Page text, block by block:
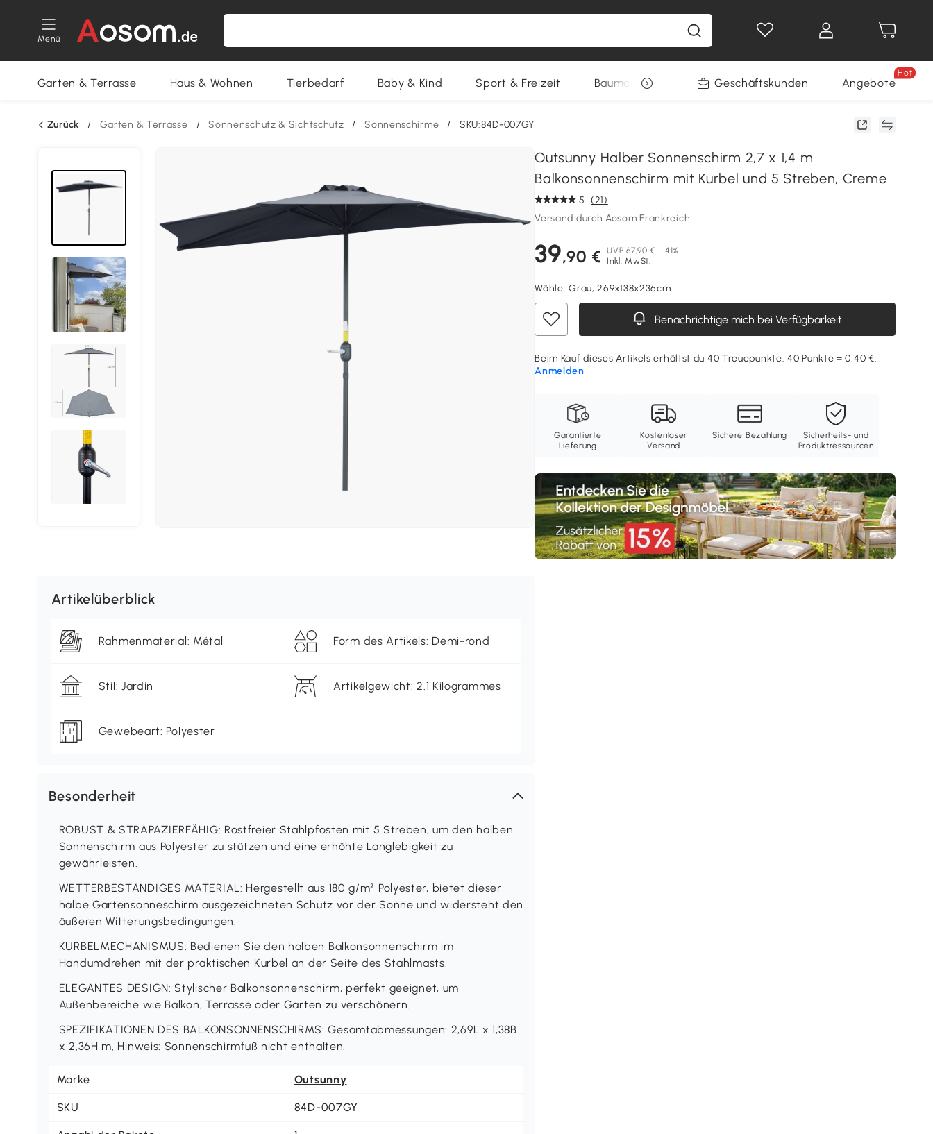
Menü
Gewinnspiele
Garten & Terrasse Haus & Wohnen Tierbedarf Baby & Kind Sport & Freizeit Baumarkt RestpostenGeschäftskunden Angebote
Hot
Zurück / Garten & Terrasse / Sonnenschutz & Sichtschutz / Sonnenschirme / SKU:84D-007GY
Outsunny Halber Sonnenschirm 2,7 x 1,4 m
Balkonsonnenschirm mit Kurbel und 5 Streben, Creme
5 (21)
Versand durch Aosom Frankreich
39,90 € UVP 67,90 € -41%
Inkl. MwSt.
Wähle:Grau, 269x138x236cm
Benachrichtige mich bei Verfügbarkeit
Beim Kauf dieses Artikels erhältst du 40 Treuepunkte. 40 Punkte = 0,40 €.
Anmelden
Garantierte
Lieferung
Kostenloser
Versand
Sichere Bezahlung
Sicherheits- und
Produktressourcen
Artikelüberblick
Rahmenmaterial: Métal Form des Artikels: Demi-rond
Stil: Jardin Artikelgewicht: 2.1 Kilogrammes
Gewebeart: Polyester
Besonderheit
ROBUST & STRAPAZIERFÄHIG: Rostfreier Stahlpfosten mit 5 Streben, um den halben
Sonnenschirm aus Polyester zu stützen und eine erhöhte Langlebigkeit zu
gewährleisten.
WETTERBESTÄNDIGES MATERIAL: Hergestellt aus 180 g/m² Polyester, bietet dieser
halbe Gartensonneschirm ausgezeichneten Schutz vor der Sonne und widersteht den
äußeren Witterungsbedingungen.
KURBELMECHANISMUS: Bedienen Sie den halben Balkonsonnenschirm im
Handumdrehen mit der praktischen Kurbel an der Seite des Stahlmasts.
ELEGANTES DESIGN: Stylischer Balkonsonnenschirm, perfekt geeignet, um
Außenbereiche wie Balkon, Terrasse oder Garten zu verschönern.
SPEZIFIKATIONEN DES BALKONSONNENSCHIRMS: Gesamtabmessungen: 2,69L x 1,38B
x 2,36H m, Hinweis: Sonnenschirmfuß nicht enthalten.
Marke Outsunny
SKU 84D-007GY